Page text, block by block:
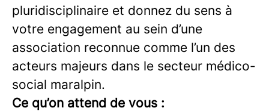
pluridisciplinaire et donnez du sens à
votre engagement au sein d’une
association reconnue comme l’un des
acteurs majeurs dans le secteur médico-
social maralpin.
Ce qu’on attend de vous :